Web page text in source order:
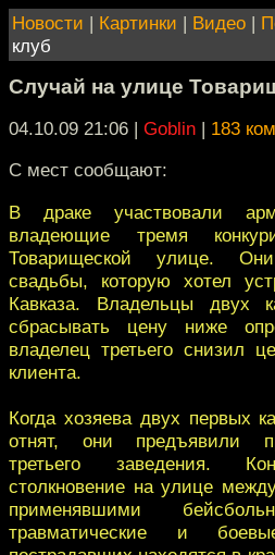
Новости | Картинки | Видео |
клуб
Случай на улице
04.10.09 21:06 | Goblin | 183
С мест сообщают:
В драке участвовали
владеющие тремя
Товарищеской улице.
свадьбы, которую хотел
Кавказа. Владельцы двух
сбрасывать цену ниже
владелец третьего снизил
клиента.
Когда хозяева двух первых
отнят, они предъявили
третьего заведения.
столкновение на улице
применявшими
травматические и